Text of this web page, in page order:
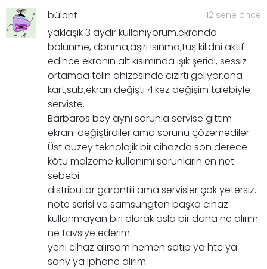
bülent 12 sene önce
yaklaşık 3 aydır kullanıyorum.ekranda
bolünme, donma,aşırı ısınma,tuş kilidni aktif
edince ekranın alt kısımında ışık şeridi, sessiz
ortamda telin ahizesinde cızırtı geliyor.ana
kart,sub,ekran değişti 4.kez değişim talebiyle
serviste.
Barbaros bey aynı sorunla servise gittim
ekranı değiştirdiler ama sorunu çözemediler.
Üst düzey teknolojik bir cihazda son derece
kötü malzeme kullanımı sorunların en net
sebebi.
distribütör garantili ama servisler çok yetersiz.
note serisi ve samsungtan başka cihaz
kullanmayan biri olarak asla bir daha ne alırım
ne tavsiye ederim.
yeni cihaz alırsam hemen satıp ya htc ya
sony ya iphone alırım.